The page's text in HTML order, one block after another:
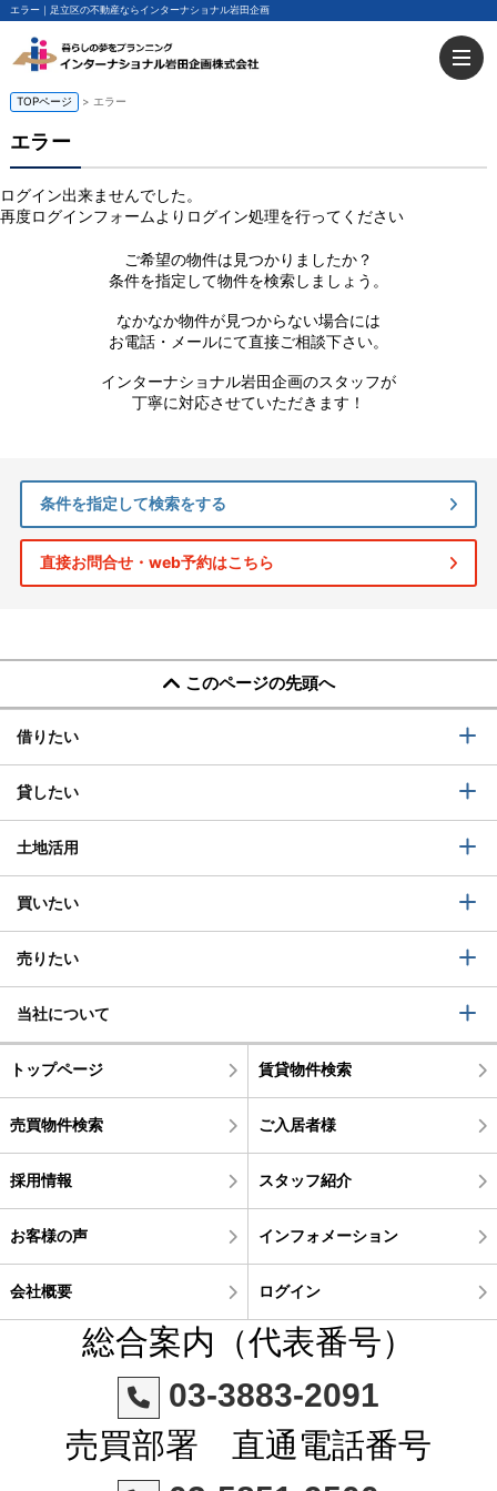
エラー｜足立区の不動産ならインターナショナル岩田企画
TOPページ > エラー
エラー
ログイン出来ませんでした。
再度ログインフォームよりログイン処理を行ってください
ご希望の物件は見つかりましたか？
条件を指定して物件を検索しましょう。
なかなか物件が見つからない場合には
お電話・メールにて直接ご相談下さい。
インターナショナル岩田企画のスタッフが
丁寧に対応させていただきます！
条件を指定して検索をする
直接お問合せ・web予約はこちら
このページの先頭へ
借りたい
貸したい
土地活用
買いたい
売りたい
当社について
トップページ 賃貸物件検索
売買物件検索 ご入居者様
採用情報 スタッフ紹介
お客様の声 インフォメーション
会社概要 ログイン
総合案内（代表番号）
03-3883-2091
売買部署 直通電話番号